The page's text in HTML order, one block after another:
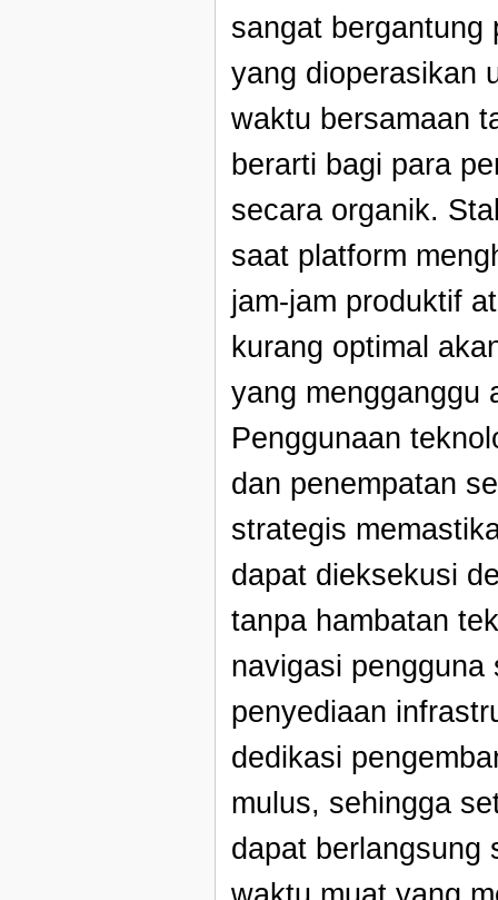
sangat bergantung
yang dioperasikan
waktu bersamaan
berarti bagi para
secara organik.
saat platform
jam-jam produktif
kurang optimal
yang mengganggu
Penggunaan
dan penempatan
strategis
dapat dieksekusi
tanpa hambatan
navigasi pengguna
penyediaan
dedikasi
mulus, sehingga
dapat berlangsung